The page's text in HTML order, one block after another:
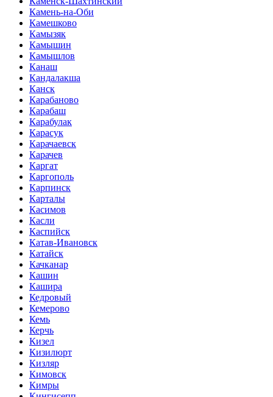
Камень-на-Оби
Камешково
Камызяк
Камышин
Камышлов
Канаш
Кандалакша
Канск
Карабаново
Карабаш
Карабулак
Карасук
Карачаевск
Карачев
Каргат
Каргополь
Карпинск
Карталы
Касимов
Касли
Каспийск
Катав-Ивановск
Катайск
Качканар
Кашин
Кашира
Кедровый
Кемерово
Кемь
Керчь
Кизел
Кизилюрт
Кизляр
Кимовск
Кимры